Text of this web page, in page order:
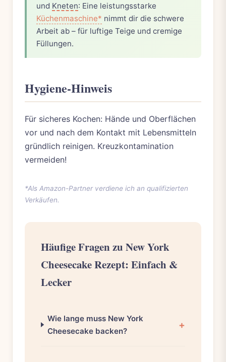
und Kneten: Eine leistungsstarke
Küchenmaschine* nimmt dir die schwere
Arbeit ab – für luftige Teige und cremige
Füllungen.
Hygiene-Hinweis
Für sicheres Kochen: Hände und Oberflächen
vor und nach dem Kontakt mit Lebensmitteln
gründlich reinigen. Kreuzkontamination
vermeiden!
*Als Amazon-Partner verdiene ich an qualifizierten
Verkäufen.
Häufige Fragen zu New York
Cheesecake Rezept: Einfach &
Lecker
Wie lange muss New York
Cheesecake backen?